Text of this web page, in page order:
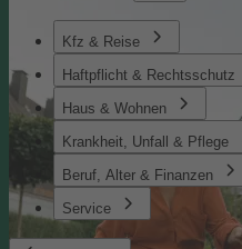
Kfz & Reise
Haftpflicht & Rechtsschutz
Haus & Wohnen
Krankheit, Unfall & Pflege
Beruf, Alter & Finanzen
Service